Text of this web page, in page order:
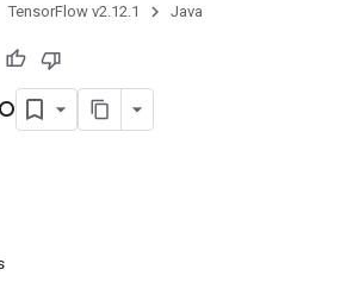
TensorFlow v2.12.1 Java